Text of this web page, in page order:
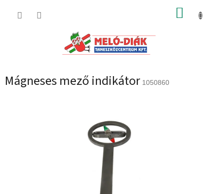
KOSÁR
Mágneses mező indikátor 1050860